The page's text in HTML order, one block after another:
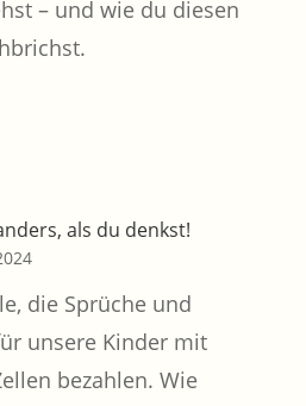
– und wie du diesen
als du denkst!
die Sprüche und
unsere Kinder mit
bezahlen. Wie